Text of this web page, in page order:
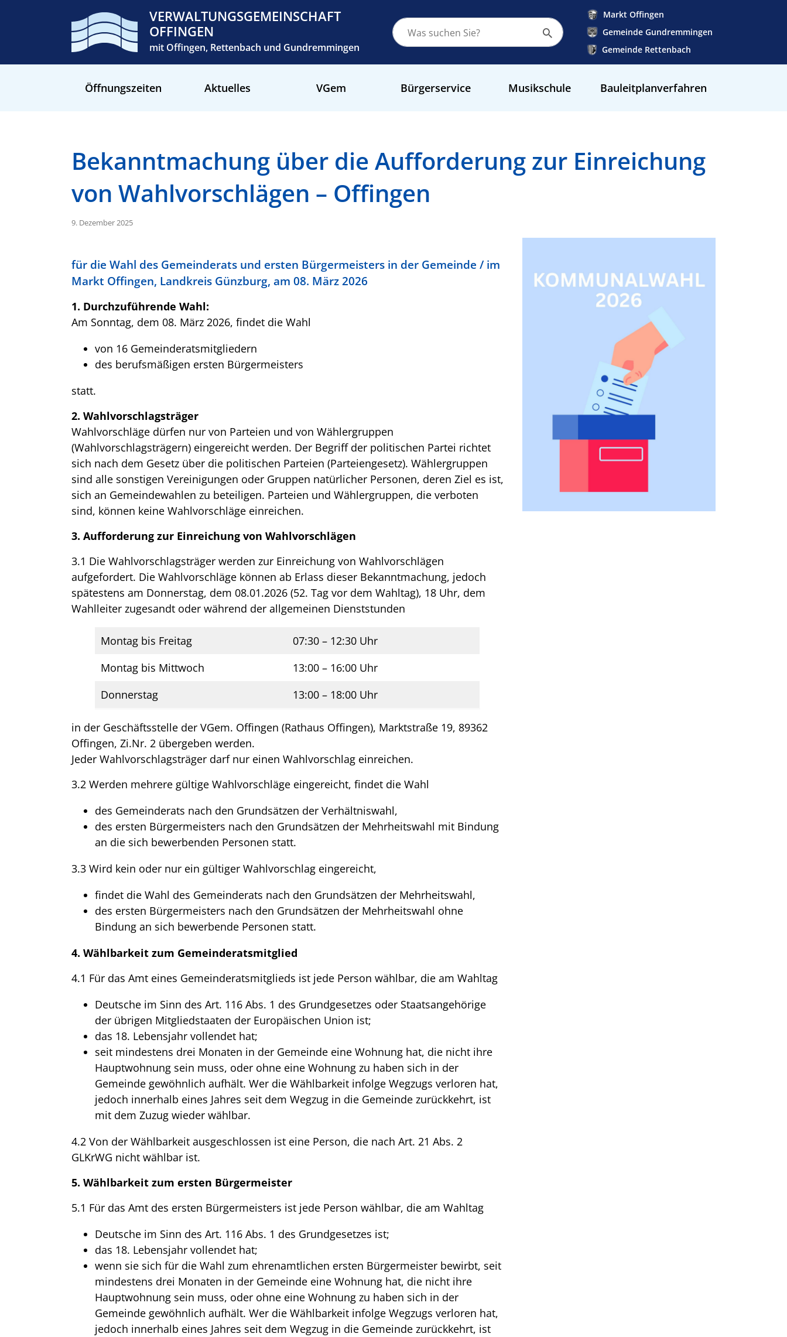
VERWALTUNGSGEMEINSCHAFT
OFFINGEN
mit Offingen, Rettenbach und Gundremmingen
Markt Offingen
Gemeinde Gundremmingen
Gemeinde Rettenbach
Öffnungszeiten Aktuelles VGem Bürgerservice Musikschule Bauleitplanverfahren
Bekanntmachung über die Aufforderung zur Einreichung
von Wahlvorschlägen – Offingen
9. Dezember 2025
für die Wahl des Gemeinderats und ersten Bürgermeisters in der Gemeinde / im
Markt Offingen, Landkreis Günzburg, am 08. März 2026
1. Durchzuführende Wahl:
Am Sonntag, dem 08. März 2026, findet die Wahl
von 16 Gemeinderatsmitgliedern
des berufsmäßigen ersten Bürgermeisters
statt.
2. Wahlvorschlagsträger
Wahlvorschläge dürfen nur von Parteien und von Wählergruppen
(Wahlvorschlagsträgern) eingereicht werden. Der Begriff der politischen Partei richtet
sich nach dem Gesetz über die politischen Parteien (Parteiengesetz). Wählergruppen
sind alle sonstigen Vereinigungen oder Gruppen natürlicher Personen, deren Ziel es ist,
sich an Gemeindewahlen zu beteiligen. Parteien und Wählergruppen, die verboten
sind, können keine Wahlvorschläge einreichen.
3. Aufforderung zur Einreichung von Wahlvorschlägen
3.1 Die Wahlvorschlagsträger werden zur Einreichung von Wahlvorschlägen
aufgefordert. Die Wahlvorschläge können ab Erlass dieser Bekanntmachung, jedoch
spätestens am Donnerstag, dem 08.01.2026 (52. Tag vor dem Wahltag), 18 Uhr, dem
Wahlleiter zugesandt oder während der allgemeinen Dienststunden
Montag bis Freitag
07:30 – 12:30 Uhr
Montag bis Mittwoch
13:00 – 16:00 Uhr
Donnerstag
13:00 – 18:00 Uhr
in der Geschäftsstelle der VGem. Offingen (Rathaus Offingen), Marktstraße 19, 89362
Offingen, Zi.Nr. 2 übergeben werden.
Jeder Wahlvorschlagsträger darf nur einen Wahlvorschlag einreichen.
3.2 Werden mehrere gültige Wahlvorschläge eingereicht, findet die Wahl
des Gemeinderats nach den Grundsätzen der Verhältniswahl,
des ersten Bürgermeisters nach den Grundsätzen der Mehrheitswahl mit Bindung
an die sich bewerbenden Personen statt.
3.3 Wird kein oder nur ein gültiger Wahlvorschlag eingereicht,
findet die Wahl des Gemeinderats nach den Grundsätzen der Mehrheitswahl,
des ersten Bürgermeisters nach den Grundsätzen der Mehrheitswahl ohne
Bindung an sich bewerbende Personen statt.
4. Wählbarkeit zum Gemeinderatsmitglied
4.1 Für das Amt eines Gemeinderatsmitglieds ist jede Person wählbar, die am Wahltag
Deutsche im Sinn des Art. 116 Abs. 1 des Grundgesetzes oder Staatsangehörige
der übrigen Mitgliedstaaten der Europäischen Union ist;
das 18. Lebensjahr vollendet hat;
seit mindestens drei Monaten in der Gemeinde eine Wohnung hat, die nicht ihre
Hauptwohnung sein muss, oder ohne eine Wohnung zu haben sich in der
Gemeinde gewöhnlich aufhält. Wer die Wählbarkeit infolge Wegzugs verloren hat,
jedoch innerhalb eines Jahres seit dem Wegzug in die Gemeinde zurückkehrt, ist
mit dem Zuzug wieder wählbar.
4.2 Von der Wählbarkeit ausgeschlossen ist eine Person, die nach Art. 21 Abs. 2
GLKrWG nicht wählbar ist.
5. Wählbarkeit zum ersten Bürgermeister
5.1 Für das Amt des ersten Bürgermeisters ist jede Person wählbar, die am Wahltag
Deutsche im Sinn des Art. 116 Abs. 1 des Grundgesetzes ist;
das 18. Lebensjahr vollendet hat;
wenn sie sich für die Wahl zum ehrenamtlichen ersten Bürgermeister bewirbt, seit
mindestens drei Monaten in der Gemeinde eine Wohnung hat, die nicht ihre
Hauptwohnung sein muss, oder ohne eine Wohnung zu haben sich in der
Gemeinde gewöhnlich aufhält. Wer die Wählbarkeit infolge Wegzugs verloren hat,
jedoch innerhalb eines Jahres seit dem Wegzug in die Gemeinde zurückkehrt, ist